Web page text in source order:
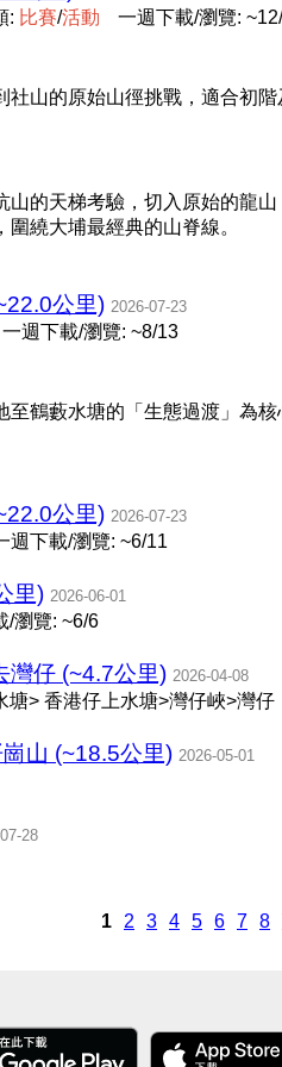
: 比賽/活動 一週下載/瀏覽:
山的原始山徑挑戰，適合初階
的天梯考驗，切入原始的龍
繞大埔最經典的山脊線。
公里) 2026-07-23
一週下載/瀏覽: ~8/13
至鶴藪水塘的「生態過渡」為
公里) 2026-07-23
週下載/瀏覽: ~6/11
里) 2026-06-01
/瀏覽: ~6/6
灣仔 (~4.7公里) 2026-04-08
> 香港仔上水塘>灣仔峽>灣仔
山 (~18.5公里) 2026-05-01
28
1 2 3 4 5 6 7 8